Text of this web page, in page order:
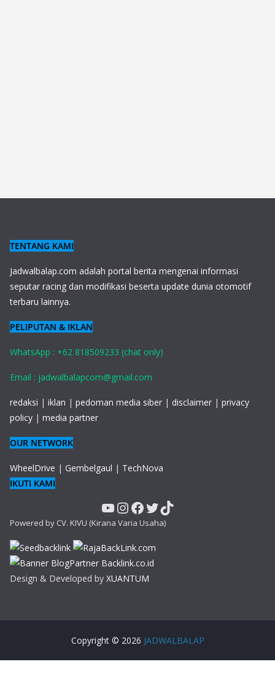
TENTANG KAMI
Jadwalbalap.com adalah portal berita mengenai informasi
seputar racing dan modifikasi beserta update dunia otomotif
terbaru lainnya.
PELIPUTAN & IKLAN
WhatsApp : +62 818509233 (chat only)
Email : jadwalbalapcom@gmail.com
redaksi | iklan | pedoman media siber | disclaimer | privacy
policy | media partner
OUR NETWORK
WheelDrive | Gembelgaul | TechNova
IKUTI KAMI
YouTube
Instagram
Facebook
Twitter
TikTok
Powered by CV. KIVU (Kirana Varia Usaha)
Design & Developed by XUANTUM
Copyright © 2026 JADWALBALAP